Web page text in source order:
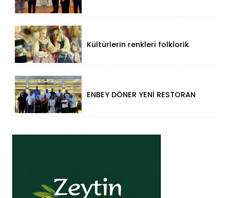
Kültürlerin renkleri folklorik
ENBEY DÖNER YENİ RESTORAN